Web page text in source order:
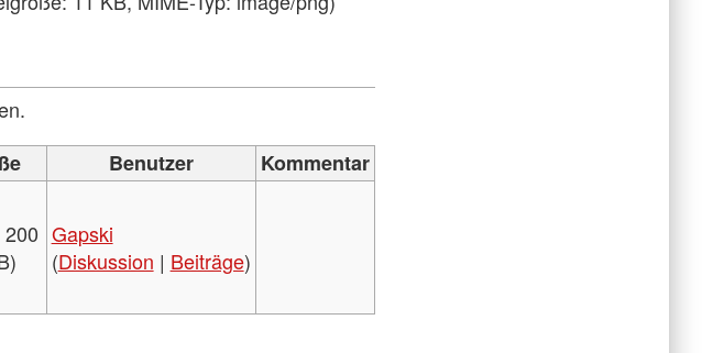
Benutzer Kommentar
Gapski
(Diskussion | Beiträge)